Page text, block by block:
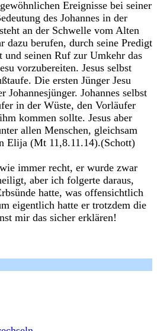
Ereignisse bei seiner
des Johannes in der
an der Schwelle vom Alten
dazu berufen, durch seine Predigt
und seinen Ruf zur Umkehr das
vorzubereiten. Jesus selbst
Die ersten Jünger Jesu
Johannesjünger. Johannes selbst
in der Wüste, den Vorläufer
kommen sollte. Jesus aber
allen Menschen, gleichsam
Elija (Mt 11,8.11.14).(Schott)
immer recht, er wurde zwar
aber ich folgerte daraus,
hatte, was offensichtlich
eigentlich hatte er trotzdem die
mir das sicher erklären!